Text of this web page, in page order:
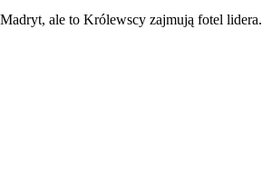
ale to Królewscy zajmują fotel lidera.